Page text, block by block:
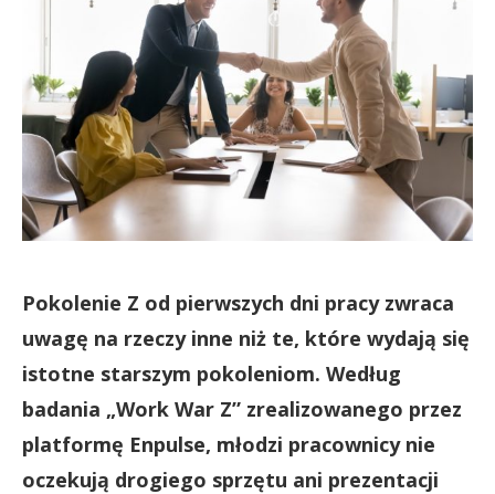
Pokolenie Z od pierwszych dni pracy zwraca
uwagę na rzeczy inne niż te, które wydają się
istotne starszym pokoleniom. Według
badania „Work War Z” zrealizowanego przez
platformę Enpulse, młodzi pracownicy nie
oczekują drogiego sprzętu ani prezentacji